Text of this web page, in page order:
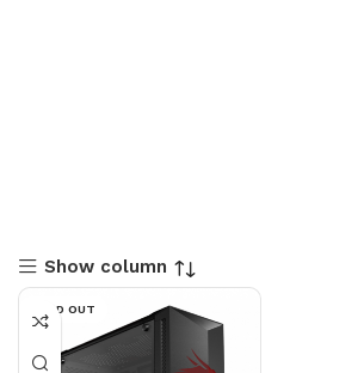
Show column
SOLD OUT